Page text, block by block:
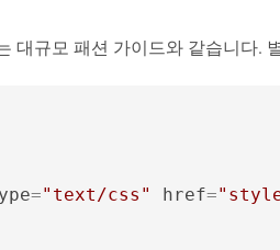
대규모 패션 가이드와 같습니다.
="text/css" href=